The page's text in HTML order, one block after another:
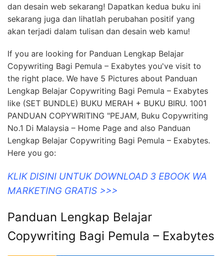
dan desain web sekarang! Dapatkan kedua buku ini
sekarang juga dan lihatlah perubahan positif yang
akan terjadi dalam tulisan dan desain web kamu!
If you are looking for Panduan Lengkap Belajar
Copywriting Bagi Pemula – Exabytes you've visit to
the right place. We have 5 Pictures about Panduan
Lengkap Belajar Copywriting Bagi Pemula – Exabytes
like (SET BUNDLE) BUKU MERAH + BUKU BIRU. 1001
PANDUAN COPYWRITING "PEJAM, Buku Copywriting
No.1 Di Malaysia – Home Page and also Panduan
Lengkap Belajar Copywriting Bagi Pemula – Exabytes.
Here you go:
KLIK DISINI UNTUK DOWNLOAD 3 EBOOK WA
MARKETING GRATIS >>>
Panduan Lengkap Belajar
Copywriting Bagi Pemula – Exabytes